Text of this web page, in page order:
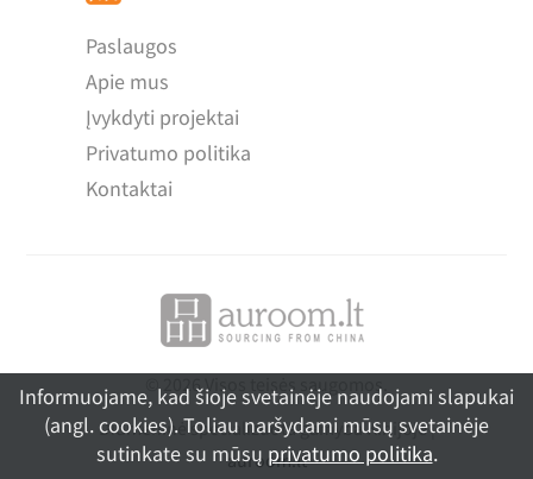
Informuojame, kad šioje svetainėje naudojami slapukai
(angl. cookies). Toliau naršydami mūsų svetainėje
sutinkate su mūsų privatumo politika.
Paslaugos
Apie mus
Įvykdyti projektai
Privatumo politika
Kontaktai
© 2026 Visos teisės saugomos.
Didmeninė specializuota gamyba Kinijoje |
auroom.lt